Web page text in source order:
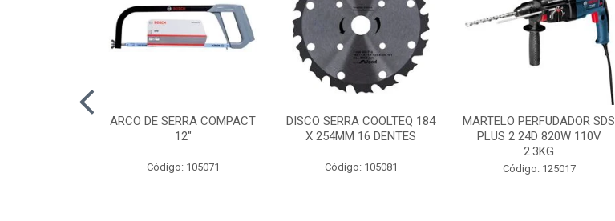
ARCO DE SERRA COMPACT
12"
Código: 105071
DISCO SERRA COOLTEQ 184
X 254MM 16 DENTES
Código: 105081
MARTELO PERFUDADOR SDS
PLUS 2 24D 820W 110V
2.3KG
Código: 125017